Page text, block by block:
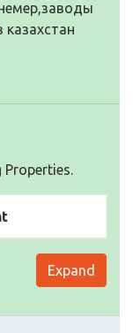
Properties.
Expand